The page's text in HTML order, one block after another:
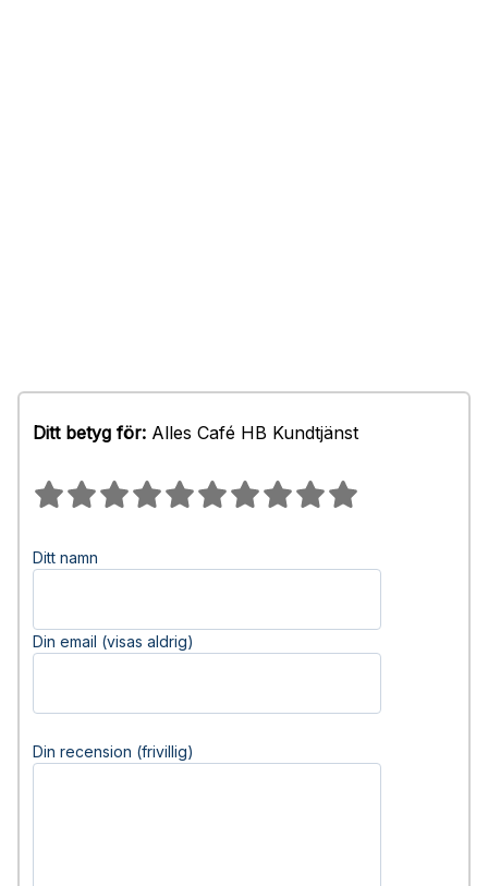
Ditt betyg för: Alles Café HB Kundtjänst
Ditt namn
Din email (visas aldrig)
Din recension (frivillig)